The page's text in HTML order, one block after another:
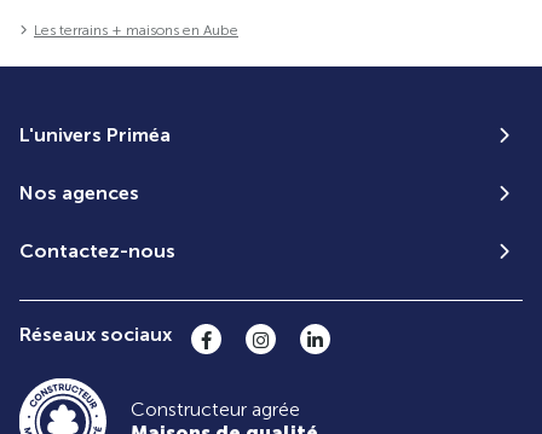
Les terrains + maisons en Aube
L'univers Priméa
Nos agences
Contactez-nous
Réseaux sociaux
Constructeur agrée